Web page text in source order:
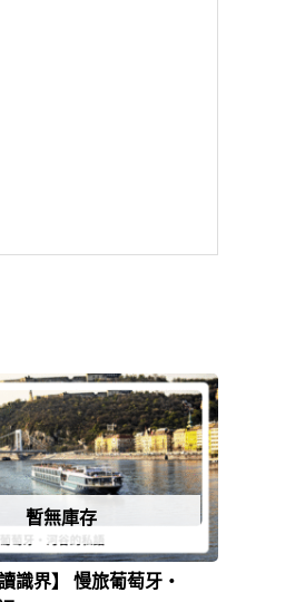
暫無庫存
識界】 慢旅葡萄牙・